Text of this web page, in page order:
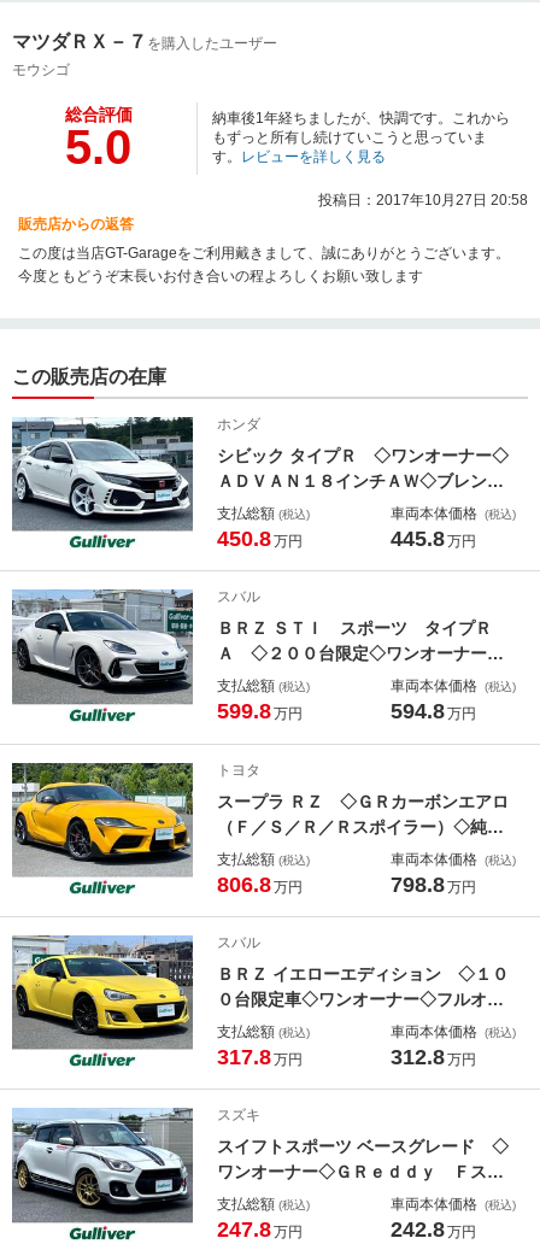
マツダＲＸ－７ を購入したユーザー
モウシゴ
総合評価
5.0
納車後1年経ちましたが、快調です。これから
もずっと所有し続けていこうと思っていま
す。 レビューを詳しく見る
投稿日：2017年10月27日 20:58
販売店からの返答
この度は当店GT-Garageをご利用戴きまして、誠にありがとうございます。
今度ともどうぞ末長いお付き合いの程よろしくお願い致します
この販売店の在庫
ホンダ
シビック タイプＲ ◇ワンオーナー◇
ＡＤＶＡＮ１８インチＡＷ◇ブレンボ
ブレーキ◇カロッツェリアメモリナビ
／フルセグＴＶ◇Ｆ＆Ｒカメラ◇ＬＥ
５．７年記録有
支払総額 (税込)
450.8万円
車両本体価格 (税込)
445.8万円
スバル
ＢＲＺ ＳＴＩ スポーツ タイプＲ
Ａ ◇２００台限定◇ワンオーナー◇
ＬＥＤアクセサリーライナー◇ベース
キット◇専用エンジン◇専用クラッチ
支払総額 (税込)
599.8万円
車両本体価格 (税込)
594.8万円
トヨタ
スープラ ＲＺ ◇ＧＲカーボンエアロ
（Ｆ／Ｓ／Ｒ／Ｒスポイラー）◇純正
１９インチＡＷ◇純正ＨＤＤナビ／フ
ルセグＴＶ◇バックカメラ◇赤／黒ハ
支払総額 (税込)
806.8万円
車両本体価格 (税込)
798.8万円
スバル
ＢＲＺ イエローエディション ◇１０
０台限定車◇ワンオーナー◇フルオリ
ジナル車両◇純正ブレンボ◇純正１７
ＡＷ◇ＬＥＤヘッドライト◇ＬＥＤア
メラ◇ドライブレコーダー
支払総額 (税込)
317.8万円
車両本体価格 (税込)
312.8万円
スズキ
スイフトスポーツ ベースグレード ◇
ワンオーナー◇ＧＲｅｄｄｙ Ｆスポ
イラー＆Ｒウイング◇モンスターマフ
ラー◇ＨＫＳパワーエディター◇ＨＫ
支払総額 (税込)
247.8万円
車両本体価格 (税込)
242.8万円